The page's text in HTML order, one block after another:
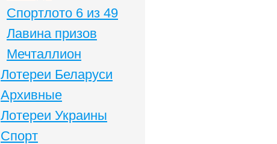
Спортлото 6 из 49
Лавина призов
Мечталлион
Лотереи Беларуси
Архивные
Лотереи Украины
Спорт